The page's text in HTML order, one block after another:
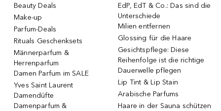
Beauty Deals
Make-up
Parfum-Deals
Rituals Geschenksets
Männerparfum &
Herrenparfum
Damen Parfum im SALE
Yves Saint Laurent
Damendüfte
Damenparfum &
EdP, EdT & Co.: Das sind die
Unterschiede
Milien entfernen
Glossing für die Haare
Gesichtspflege: Diese
Reihenfolge ist die richtige
Dauerwelle pflegen
Lip Tint & Lip Stain
Arabische Parfums
Haare in der Sauna schützen